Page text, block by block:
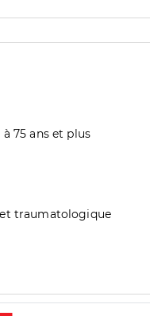
75 ans et plus
traumatologique